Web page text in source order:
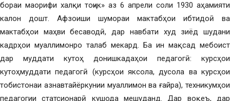
бораи маорифи халқи тоҷик» аз 6 апрели соли 1930 аҳамияти
калон дошт. Афзоиши шумораи мактабҳои ибтидоӣ ва
мактабҳои маҳви бесаводӣ, дар навбати худ зиёд шудани
кадрҳои муаллимонро талаб мекард. Ба ин мақсад мебоист
дар муддати кутоҳ донишкадаҳои педагогӣ: курсҳои
кутоҳмуддати педагогӣ (курсҳои яксола, дусола ва курсҳои
тобистонаи азнавтайёркунии муаллимон ва ғайра), техникумҳои
педагогии статсионарӣ кушода мешуданд. Дар воқеъ, дар